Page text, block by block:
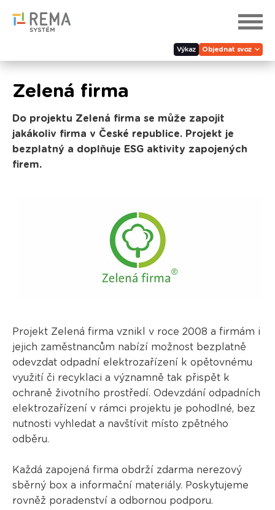
Výkaz Objednat svoz
Zelená firma
Do projektu Zelená firma se může zapojit
jakákoliv firma v České republice. Projekt je
bezplatný a doplňuje ESG aktivity zapojených
firem.
Projekt Zelená firma vznikl v roce 2008 a firmám i
jejich zaměstnancům nabízí možnost bezplatně
odevzdat odpadní elektrozařízení k opětovnému
využití či recyklaci a významně tak přispět k
ochraně životního prostředí. Odevzdání odpadních
elektrozařízení v rámci projektu je pohodlné, bez
nutnosti vyhledat a navštívit místo zpětného
odběru.
Každá zapojená firma obdrží zdarma nerezový
sběrný box a informační materiály. Poskytujeme
rovněž poradenství a odbornou podporu.